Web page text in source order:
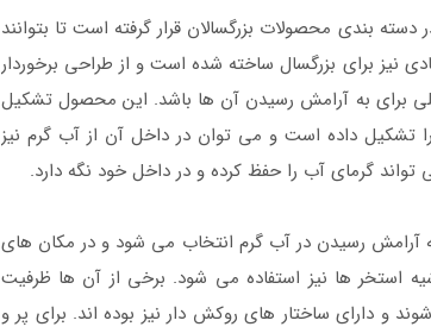
بندی محصولات بزرگسالان قرار گرفته است تا بتوانند
نیز برای بزرگسال ساخته شده است و از طراحی برخوردار
برای به آرامش رسیدن آن ها باشد. این محصول تشکیل
تشکیل داده است و می توان در داخل آن از آب گرم نیز
تواند گرمای آب را حفظ کرده و در داخل خود نگه دارد.
آرامش رسیدن در آب گرم انتخاب می شود و در مکان های
استخر ها نیز استفاده می شود. برخی از آن ها ظرفیت
و دارای ساختار های روکش دار نیز بوده اند. برای پر و